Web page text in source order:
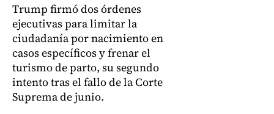
Trump firmó dos órdenes
ejecutivas para limitar la
ciudadanía por nacimiento en
casos específicos y frenar el
turismo de parto, su segundo
intento tras el fallo de la Corte
Suprema de junio.